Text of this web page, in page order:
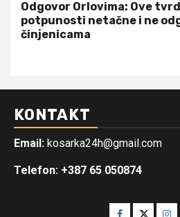
Odgovor Orlovima: ​Ove
potpunosti netačne i ne
činjenicama
KONTAKT
Email: kosarka24h@gmail.com
Telefon: +387 65 050874
Facebook
Twitter